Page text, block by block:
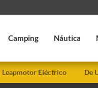
Camping Náutica
Leapmotor Eléctrico De